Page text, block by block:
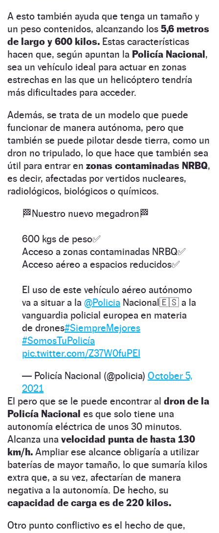
A esto también ayuda que tenga un tamaño y
un peso contenidos, alcanzando los 5,6 metros
de largo y 600 kilos. Estas características
hacen que, según apuntan la Policía Nacional,
sea un vehículo ideal para actuar en zonas
estrechas en las que un helicóptero tendría
más dificultades para acceder.
Además, se trata de un modelo que puede
funcionar de manera autónoma, pero que
también se puede pilotar desde tierra, como un
dron no tripulado, lo que hace que también sea
útil para entrar en zonas contaminadas NRBQ,
es decir, afectadas por vertidos nucleares,
radiológicos, biológicos o químicos.
🏁Nuestro nuevo megadron🏁
600 kgs de peso✅
Acceso a zonas contaminadas NRBQ✅
Acceso aéreo a espacios reducidos✅
El uso de este vehículo aéreo autónomo
va a situar a la @Policia Nacional🇪🇸 a la
vanguardia policial europea en materia
de drones#SiempreMejores
#SomosTuPolicía
pic.twitter.com/Z37W0fuPEI
— Policía Nacional (@policia) October 5,
2021
El pero que se le puede encontrar al dron de la
Policía Nacional es que solo tiene una
autonomía eléctrica de unos 30 minutos.
Alcanza una velocidad punta de hasta 130
km/h. Ampliar ese alcance obligaría a utilizar
baterías de mayor tamaño, lo que sumaría kilos
extra que, a su vez, afectarían de manera
negativa a la autonomía. De hecho, su
capacidad de carga es de 220 kilos.
Otro punto conflictivo es el hecho de que,